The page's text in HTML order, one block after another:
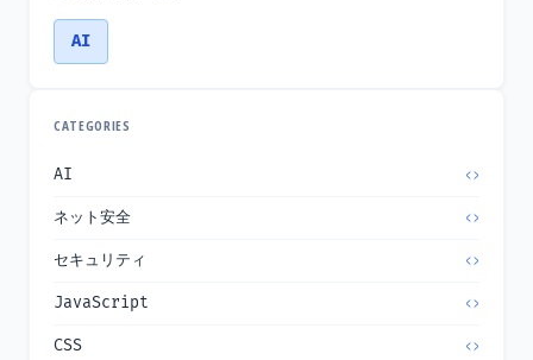
AI
CATEGORIES
AI
ネット安全
セキュリティ
JavaScript
CSS